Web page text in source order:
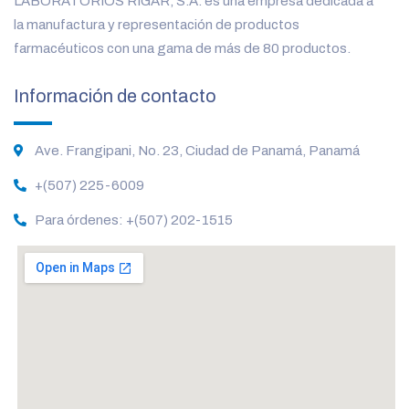
la manufactura y representación de productos
farmacéuticos con una gama de más de 80 productos.
Información de contacto
Ave. Frangipani, No. 23, Ciudad de Panamá, Panamá
+(507) 225-6009
Para órdenes: +(507) 202-1515